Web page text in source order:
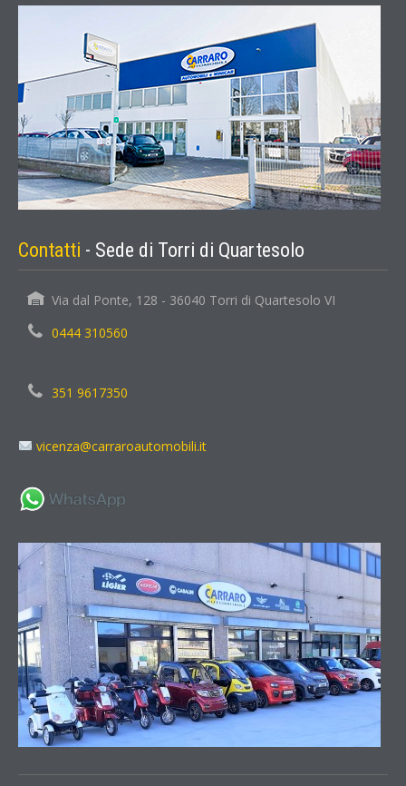
Contatti - Sede di Torri di Quartesolo
Via dal Ponte, 128 - 36040 Torri di Quartesolo VI
0444 310560
351 9617350
vicenza@carraroautomobili.it